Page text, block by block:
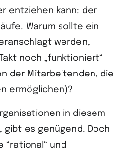
entziehen kann: der
Warum sollte ein
werden,
noch „funktioniert“
der Mitarbeitenden, die
ermöglichen)?
in diesem
gibt es genügend. Doch
“rational“ und